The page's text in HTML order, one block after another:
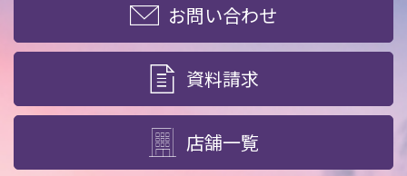
お問い合わせ
資料請求
店舗一覧